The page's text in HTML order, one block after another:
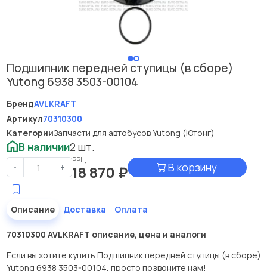
Подшипник передней ступицы (в сборе)
Yutong 6938 3503-00104
БрендAVLKRAFT
Артикул70310300
КатегорииЗапчасти для автобусов Yutong (Ютонг)
В наличии2 шт.
- +
РРЦ
18 870 ₽ В корзину
Описание Доставка Оплата
70310300 AVLKRAFT описание, цена и аналоги
Если вы хотите купить Подшипник передней ступицы (в сборе)
Yutong 6938 3503-00104, просто позвоните нам!